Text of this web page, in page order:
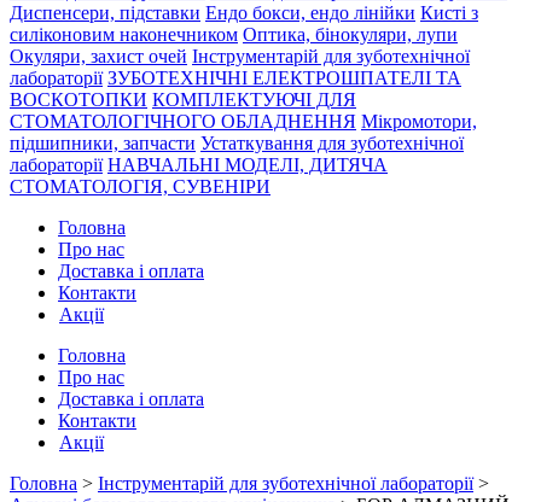
Диспенсери, підставки Ендо бокси, ендо лінійки Кисті з
силіконовим наконечником Оптика, бінокуляри, лупи
Окуляри, захист очей Інструментарій для зуботехнічної
лабораторії ЗУБОТЕХНІЧНІ ЕЛЕКТРОШПАТЕЛІ ТА
ВОСКОТОПКИ КОМПЛЕКТУЮЧІ ДЛЯ
СТОМАТОЛОГІЧНОГО ОБЛАДНЕННЯ Мікромотори,
підшипники, запчасти Устаткування для зуботехнічної
лабораторії НАВЧАЛЬНІ МОДЕЛІ, ДИТЯЧА
СТОМАТОЛОГІЯ, СУВЕНІРИ
Головна
Про нас
Доставка і оплата
Контакти
Акції
Головна
Про нас
Доставка і оплата
Контакти
Акції
Головна > Інструментарій для зуботехнічної лабораторії>